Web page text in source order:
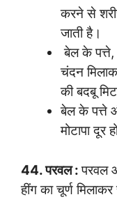
करने से
जाती है।
बेल के
चंदन
की बदबू
बेल के पत्ते
मोटापा दूर
44. परवल :परवल
हींग का चूर्ण